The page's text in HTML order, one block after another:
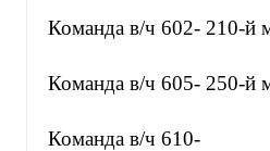
Команда в/ч 602- 210-й
Команда в/ч 605- 250-й
Команда в/ч 610-